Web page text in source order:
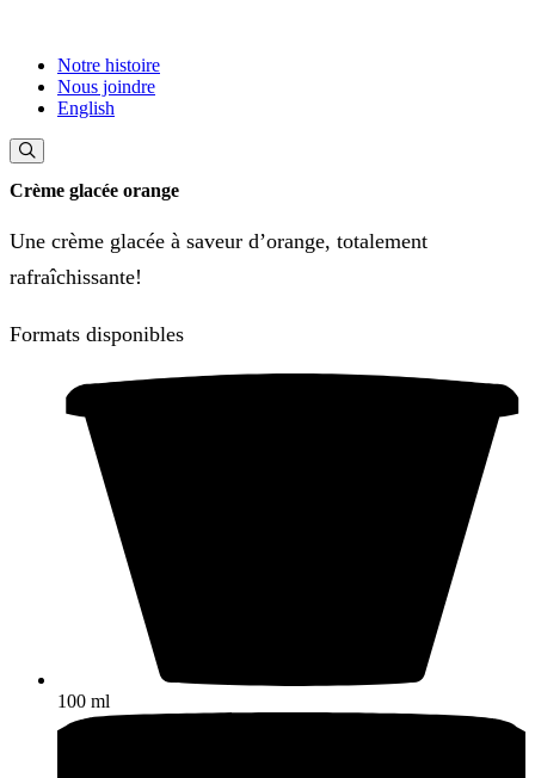
Notre histoire
Nous joindre
English
Crème glacée orange
Une crème glacée à saveur d’orange, totalement
rafraîchissante!
Formats disponibles
100 ml